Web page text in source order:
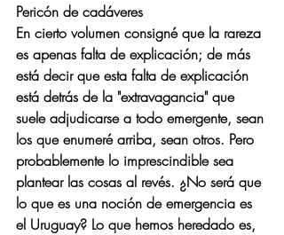
Pericón de cadáveres
En cierto volumen consigné que la rareza
es apenas falta de explicación; de más
está decir que esta falta de explicación
está detrás de la "extravagancia" que
suele adjudicarse a todo emergente, sean
los que enumeré arriba, sean otros. Pero
probablemente lo imprescindible sea
plantear las cosas al revés. ¿No será que
lo que es una noción de emergencia es
el Uruguay? Lo que hemos heredado es,